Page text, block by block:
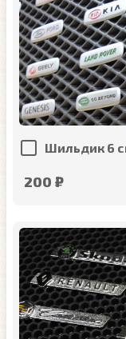
Шильдик 6
200 ₽